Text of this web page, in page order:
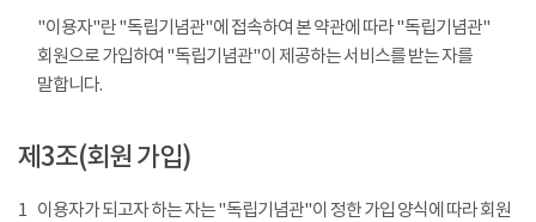
"이용자"란 "독립기념관"에 접속하여 본 약관에 따라 "독립기념관"
회원으로 가입하여 "독립기념관"이 제공하는 서비스를 받는 자를
말합니다.
제3조(회원 가입)
1 이용자가 되고자 하는 자는 "독립기념관"이 정한 가입 양식에 따라 회원